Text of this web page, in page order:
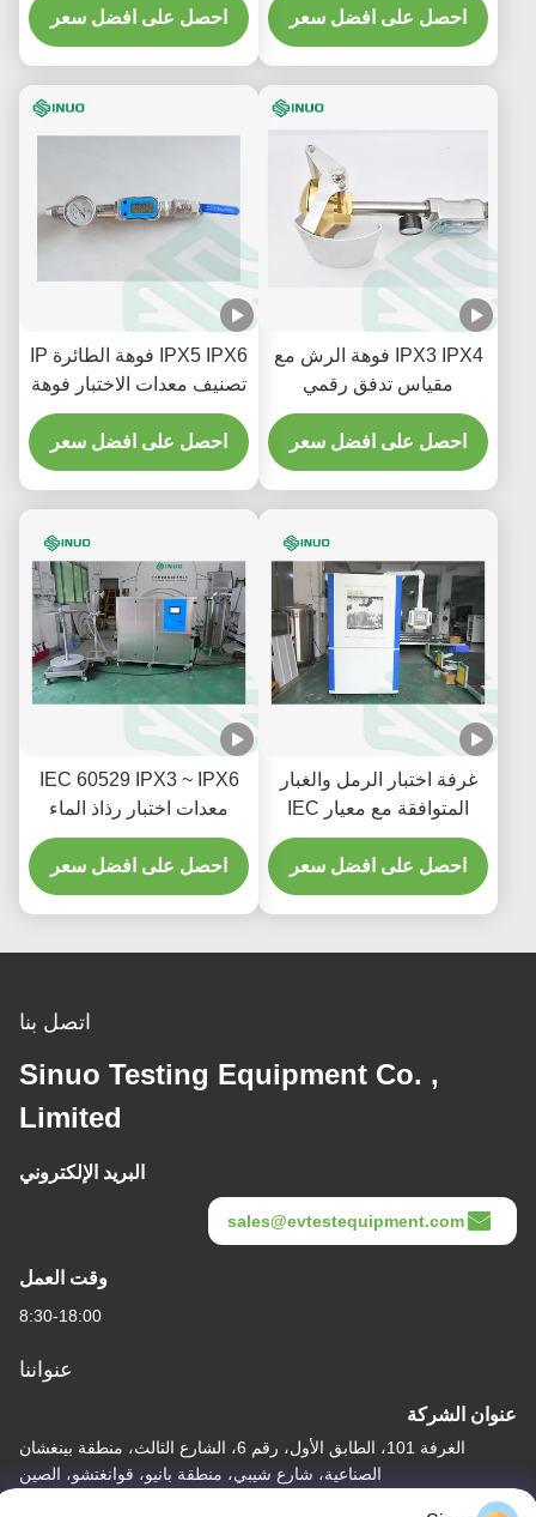
احصل على افضل سعر
المذبذبة
احصل على افضل سعر
IPX3 IPX4 فوهة الرش مع
مقياس تدفق رقمي
لمكونات السيارات معدات
الاختبار IEC 60529
احصل على افضل سعر
IPX5 IPX6 فوهة الطائرة IP
تصنيف معدات الاختبار فوهة
IEC 60529
احصل على افضل سعر
غرفة اختبار الرمل والغبار
المتوافقة مع معيار IEC
60529 لاختبار متانة
المكونات الإلكترونية
والسيارات
احصل على افضل سعر
IEC 60529 IPX3 ~ IPX6
معدات اختبار رذاذ الماء
للمنتجات الإلكترونية
ومنتجات السيارات
احصل على افضل سعر
اتصل بنا
Sinuo Testing Equipment Co. ,
Limited
البريد الإلكتروني
sales@evtestequipment.com
وقت العمل
8:30-18:00
عنواننا
عنوان الشركة
الغرفة 101، الطابق الأول، رقم 6، الشارع الثالث، منطقة بينغشان
الصناعية، شارع شيبي، منطقة بانيو، قوانغتشو، الصين